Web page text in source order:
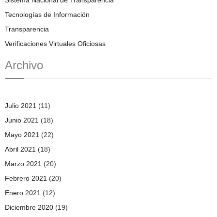
Tecnologías de Información
Transparencia
Verificaciones Virtuales Oficiosas
Archivo
Julio 2021 (11)
Junio 2021 (18)
Mayo 2021 (22)
Abril 2021 (18)
Marzo 2021 (20)
Febrero 2021 (20)
Enero 2021 (12)
Diciembre 2020 (19)